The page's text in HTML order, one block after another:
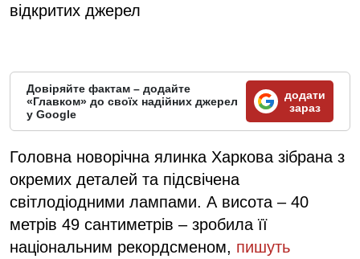
відкритих джерел
Довіряйте фактам – додайте
«Главком» до своїх надійних джерел
у Google
додати
зараз
Головна новорічна ялинка Харкова зібрана з
окремих деталей та підсвічена
світлодіодними лампами. А висота – 40
метрів 49 сантиметрів – зробила її
національним рекордсменом, пишуть